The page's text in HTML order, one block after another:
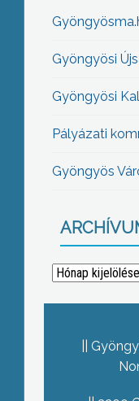
Gyöngyösi
Gyöngyösi
Pályázati
Gyöngyös
Archívum